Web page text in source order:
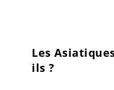
Les
ils ?